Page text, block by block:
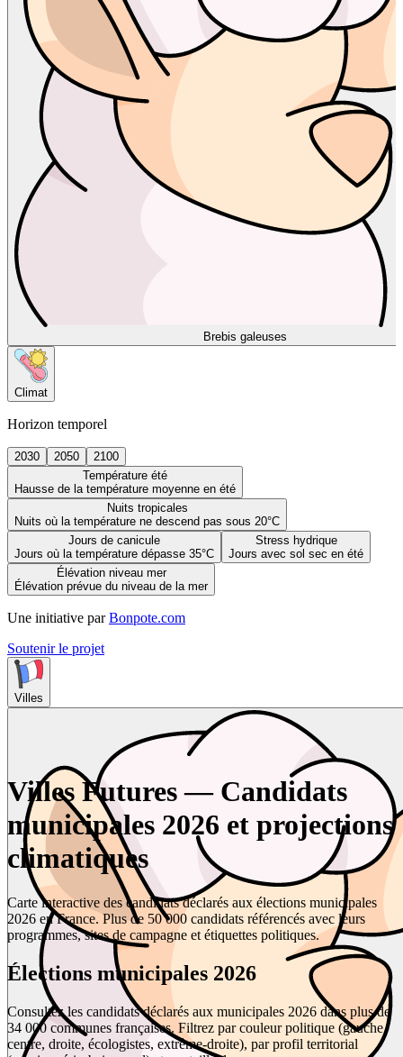
Brebis galeuses
Climat
Horizon temporel
2030 2050
2100
Température été
Hausse de la température moyenne en été
Nuits tropicales
Nuits où la température ne descend pas sous 20°C
Jours de canicule
Jours où la température dépasse 35°C
Stress hydrique
Jours avec sol sec en été
Élévation niveau mer
Élévation prévue du niveau de la mer
Une initiative par Bonpote.com
Soutenir le projet
Villes
Villes Futures — Candidats
municipales 2026 et projections
climatiques
Carte interactive des candidats déclarés aux élections municipales
2026 en France. Plus de 50 000 candidats référencés avec leurs
programmes, sites de campagne et étiquettes politiques.
Élections municipales 2026
Consultez les candidats déclarés aux municipales 2026 dans plus de
34 000 communes françaises. Filtrez par couleur politique (gauche,
centre, droite, écologistes, extrême-droite), par profil territorial